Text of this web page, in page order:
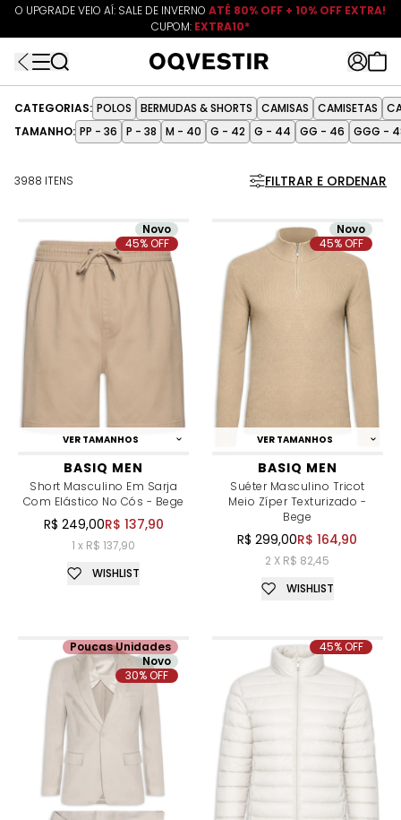
O UPGRADE VEIO AÍ: SALE DE INVERNO ATÉ 80% OFF + 10% OFF EXTRA!
CUPOM: EXTRA10*
FRETEAPP
R$499*
CATEGORIAS: POLOS BERMUDAS & SHORTS CAMISAS CAMISETAS
TAMANHO: PP - 36 P - 38 M - 40 G - 42 G - 44 GG - 46 GGG -
3988 ITENS FILTRAR E ORDENAR
VER TAMANHOS
BASIQ MEN
Short Masculino Em Sarja
Com Elástico No Cós - Bege
R$ 249,00R$ 137,90
1 x R$ 137,90
Novo
45% OFF
WISHLIST
VER TAMANHOS
BASIQ MEN
Suéter Masculino Tricot
Meio Zíper Texturizado -
Bege
R$ 299,00R$ 164,90
2 X R$ 82,45
Novo
45% OFF
WISHLIST
Poucas Unidades
Novo
30% OFF
45% OFF